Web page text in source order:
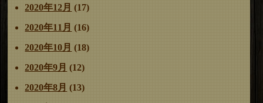
2020年12月 (17)
2020年11月 (16)
2020年10月 (18)
2020年9月 (12)
2020年8月 (13)